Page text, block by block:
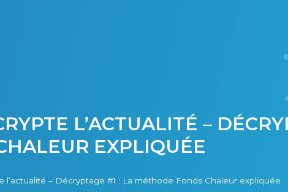
L’ACTUALITÉ –
EXPLIQUÉE
l’actualité – Décryptage #1 : La méthode Fonds Chaleur expliquée